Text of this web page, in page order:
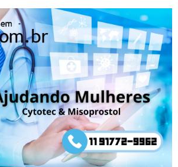
Helly
(1999997****
em http://www.proaborto.com)
Entao q seja
22/05/2026 17:09:25
G (1199866**** em
http://www.proaborto.com)
Mulheres vocês sabem dizer
quem já tomou os remédio se
depois que para de menstruar